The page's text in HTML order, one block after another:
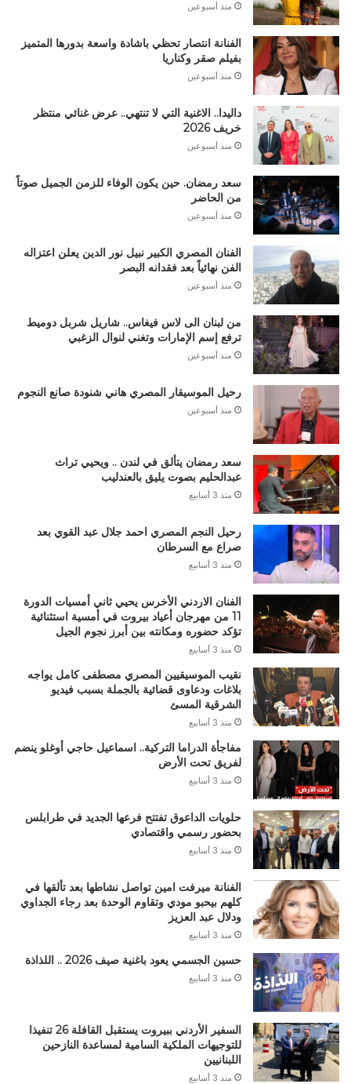
منذ أسبوعين
الفنانة انتصار تحظي باشادة واسعة بدورها المتميز
بفيلم صقر وكناريا
منذ أسبوعين
داليدا.. الاغنية التي لا تنتهي.. عرض غنائي منتظر
خريف 2026
منذ أسبوعين
سعد رمضان. حين يكون الوفاء للزمن الجميل صوتاً
من الحاضر
منذ أسبوعين
الفنان المصري الكبير نبيل نور الدين يعلن اعتزاله
الفن نهائياً بعد فقدانه البصر
منذ أسبوعين
من لبنان الى لاس فيغاس.. شاريل شربل دوميط
ترفع إسم الإمارات وتغني لنوال الزغبي
منذ أسبوعين
رحيل الموسيقار المصري هاني شنودة صانع النجوم
منذ أسبوعين
سعد رمضان يتألق في لندن .. ويحيي تراث
عبدالحليم بصوت يليق بالعندليب
منذ 3 أسابيع
رحيل النجم المصري احمد جلال عبد القوي بعد
صراع مع السرطان
منذ 3 أسابيع
الفنان الاردني الأخرس يحيي ثاني أمسيات الدورة
11 من مهرجان أعياد بيروت في أمسية استثنائية
تؤكد حضوره ومكانته بين أبرز نجوم الجيل
منذ 3 أسابيع
نقيب الموسيقيين المصري مصطفى كامل يواجه
بلاغات ودعاوى قضائية بالجملة بسبب فيديو
الشرقية المسئ
منذ 3 أسابيع
مفاجأة الدراما التركية.. اسماعيل حاجي أوغلو ينضم
لفريق تحت الأرض
منذ 3 أسابيع
حلويات الداعوق تفتتح فرعها الجديد في طرابلس
بحضور رسمي واقتصادي
منذ 3 أسابيع
الفنانة ميرفت امين تواصل نشاطها بعد تألقها في
كلهم بيحبو مودي وتقاوم الوحدة بعد رجاء الجداوي
ودلال عبد العزيز
منذ 3 أسابيع
حسين الجسمي يعود باغنية صيف 2026 .. اللذاذة
منذ 3 أسابيع
السفير الأردني ببيروت يستقبل القافلة 26 تنفيذا
للتوجيهات الملكية السامية لمساعدة النازحين
اللبنانيين
منذ 3 أسابيع